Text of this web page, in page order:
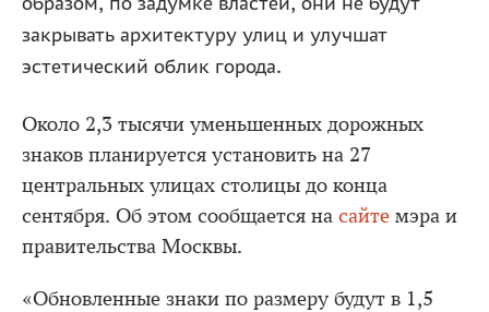
закрывать архитектуру улиц и улучшат
эстетический облик города.
Около 2,3 тысячи уменьшенных дорожных
знаков планируется установить на 27
центральных улицах столицы до конца
сентября. Об этом сообщается на сайте мэра и
правительства Москвы.
«Обновленные знаки по размеру будут в 1,5